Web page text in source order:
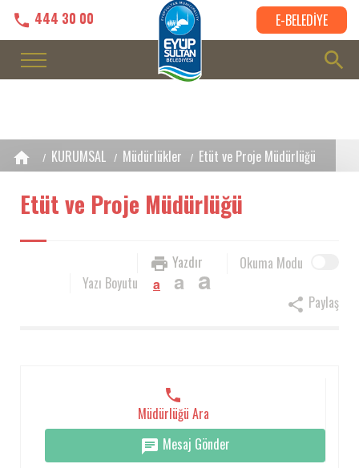
444 30 00 E-BELEDİYE
KURUMSAL Müdürlükler Etüt ve Proje Müdürlüğü
Etüt ve Proje Müdürlüğü
Okuma Modu
Yazdır
Yazı Boyutu
a a a
Paylaş
Müdürlüğü Ara
Mesaj Gönder